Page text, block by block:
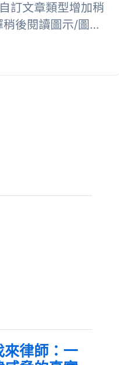
訂文章類型增加稍
後閱讀圖示/圖
...
來律師：一